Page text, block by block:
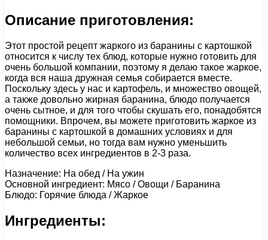
Описание приготовления:
Этот простой рецепт жаркого из баранины с картошкой
относится к числу тех блюд, которые нужно готовить для
очень большой компании, поэтому я делаю такое жаркое,
когда вся наша дружная семья собирается вместе.
Поскольку здесь у нас и картофель, и множество овощей,
а также довольно жирная баранина, блюдо получается
очень сытное, и для того чтобы скушать его, понадобятся
помощники. Впрочем, вы можете приготовить жаркое из
баранины с картошкой в домашних условиях и для
небольшой семьи, но тогда вам нужно уменьшить
количество всех ингредиентов в 2-3 раза.
Назначение: На обед / На ужин
Основной ингредиент: Мясо / Овощи / Баранина
Блюдо: Горячие блюда / Жаркое
Ингредиенты: